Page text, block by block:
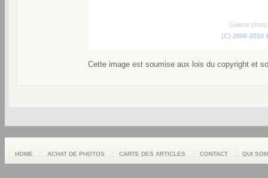
Galerie
(C) 2006-2010
Cette image est soumise aux lois du copyright et
HOME ACHAT DE PHOTOS CARTE DES ARTICLES CONTACT QUI